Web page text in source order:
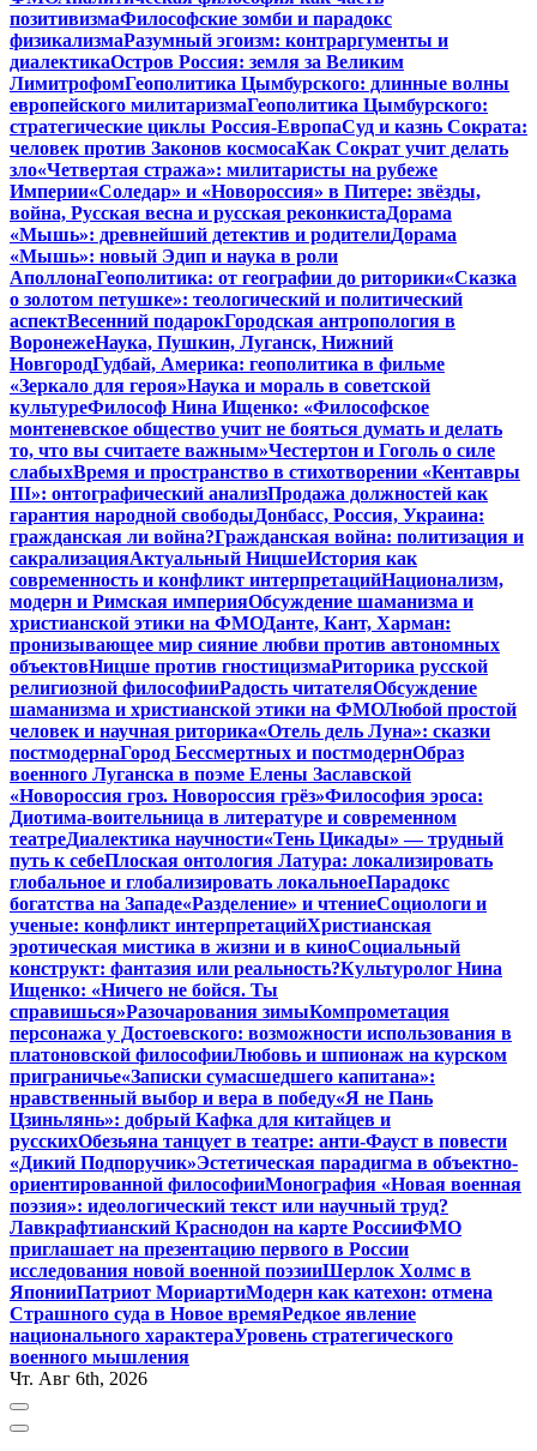
позитивизмаФилософские зомби и парадокс
физикализмаРазумный эгоизм: контраргументы и
диалектикаОстров Россия: земля за Великим
ЛимитрофомГеополитика Цымбурского: длинные волны
европейского милитаризмаГеополитика Цымбурского:
стратегические циклы Россия-ЕвропаСуд и казнь Сократа:
человек против Законов космосаКак Сократ учит делать
зло«Четвертая стража»: милитаристы на рубеже
Империи«Соледар» и «Новороссия» в Питере: звёзды,
война, Русская весна и русская реконкистаДорама
«Мышь»: древнейший детектив и родителиДорама
«Мышь»: новый Эдип и наука в роли
АполлонаГеополитика: от географии до риторики«Сказка
о золотом петушке»: теологический и политический
аспектВесенний подарокГородская антропология в
ВоронежеНаука, Пушкин, Луганск, Нижний
НовгородГудбай, Америка: геополитика в фильме
«Зеркало для героя»Наука и мораль в советской
культуреФилософ Нина Ищенко: «Философское
монтеневское общество учит не бояться думать и делать
то, что вы считаете важным»Честертон и Гоголь о силе
слабыхВремя и пространство в стихотворении «Кентавры
III»: онтографический анализПродажа должностей как
гарантия народной свободыДонбасс, Россия, Украина:
гражданская ли война?Гражданская война: политизация и
сакрализацияАктуальный НицшеИстория как
современность и конфликт интерпретацийНационализм,
модерн и Римская империяОбсуждение шаманизма и
христианской этики на ФМОДанте, Кант, Харман:
пронизывающее мир сияние любви против автономных
объектовНицше против гностицизмаРиторика русской
религиозной философииРадость читателяОбсуждение
шаманизма и христианской этики на ФМОЛюбой простой
человек и научная риторика«Отель дель Луна»: сказки
постмодернаГород Бессмертных и постмодернОбраз
военного Луганска в поэме Елены Заславской
«Новороссия гроз. Новороссия грёз»Философия эроса:
Диотима-воительница в литературе и современном
театреДиалектика научности«Тень Цикады» — трудный
путь к себеПлоская онтология Латура: локализировать
глобальное и глобализировать локальноеПарадокс
богатства на Западе«Разделение» и чтениеСоциологи и
ученые: конфликт интерпретацийХристианская
эротическая мистика в жизни и в киноСоциальный
конструкт: фантазия или реальность?Культуролог Нина
Ищенко: «Ничего не бойся. Ты
справишься»Разочарования зимыКомпрометация
персонажа у Достоевского: возможности использования в
платоновской философииЛюбовь и шпионаж на курском
приграничье«Записки сумасшедшего капитана»:
нравственный выбор и вера в победу«Я не Пань
Цзиньлянь»: добрый Кафка для китайцев и
русскихОбезьяна танцует в театре: анти-Фауст в повести
«Дикий Подпоручик»Эстетическая парадигма в объектно-
ориентированной философииМонография «Новая военная
поэзия»: идеологический текст или научный труд?
Лавкрафтианский Краснодон на карте РоссииФМО
приглашает на презентацию первого в России
исследования новой военной поэзииШерлок Холмс в
ЯпонииПатриот МориартиМодерн как катехон: отмена
Страшного суда в Новое времяРедкое явление
национального характераУровень стратегического
военного мышления
Чт. Авг 6th, 2026